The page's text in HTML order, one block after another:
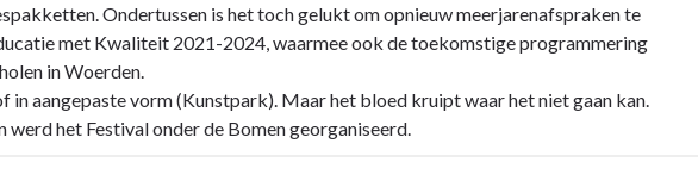
Ondertussen is het toch gelukt om opnieuw meerjarenafspraken te
met Kwaliteit 2021-2024, waarmee ook de toekomstige programmering
in Woerden.
in aangepaste vorm (Kunstpark). Maar het bloed kruipt waar het niet gaan kan.
het Festival onder de Bomen georganiseerd.